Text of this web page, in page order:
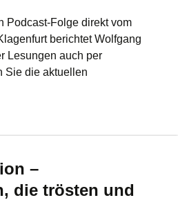
Podcast-Folge direkt vom
berichtet Wolfgang
Lesungen auch per
Sie die aktuellen
–
die trösten und